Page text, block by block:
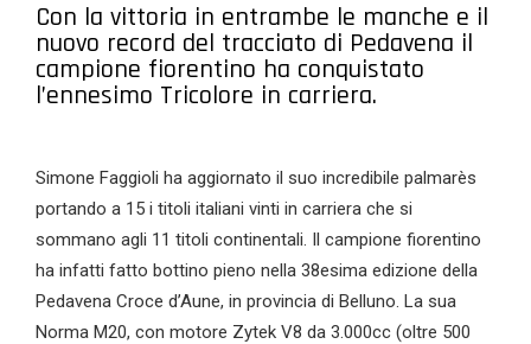
Con la vittoria in entrambe le manche e il
nuovo record del tracciato di Pedavena il
campione fiorentino ha conquistato
l’ennesimo Tricolore in carriera.
Simone Faggioli ha aggiornato il suo incredibile palmarès
portando a 15 i titoli italiani vinti in carriera che si
sommano agli 11 titoli continentali. Il campione fiorentino
ha infatti fatto bottino pieno nella 38esima edizione della
Pedavena Croce d’Aune, in provincia di Belluno. La sua
Norma M20, con motore Zytek V8 da 3.000cc (oltre 500